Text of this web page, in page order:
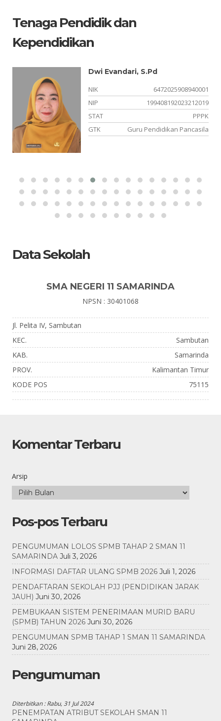
Tenaga Pendidik dan
Kependidikan
Dwi Evandari, S.Pd
NIK
6472025908940001
NIP
199408192023212019
STAT
PPPK
GTK
Guru Pendidikan Pancasila
Data Sekolah
SMA NEGERI 11 SAMARINDA
NPSN : 30401068
Jl. Pelita IV, Sambutan
KEC.
Sambutan
KAB.
Samarinda
PROV.
Kalimantan Timur
KODE POS
75115
Komentar Terbaru
Arsip
Pos-pos Terbaru
PENGUMUMAN LOLOS SPMB TAHAP 2 SMAN 11
SAMARINDA Juli 3, 2026
INFORMASI DAFTAR ULANG SPMB 2026 Juli 1, 2026
PENDAFTARAN SEKOLAH PJJ (PENDIDIKAN JARAK
JAUH) Juni 30, 2026
PEMBUKAAN SISTEM PENERIMAAN MURID BARU
(SPMB) TAHUN 2026 Juni 30, 2026
PENGUMUMAN SPMB TAHAP 1 SMAN 11 SAMARINDA
Juni 28, 2026
Pengumuman
Diterbitkan :Rabu, 31 Jul 2024
PENEMPATAN ATRIBUT SEKOLAH SMAN 11